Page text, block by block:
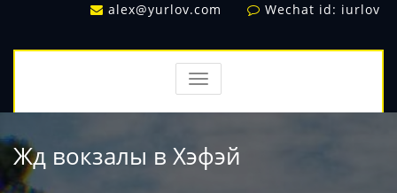
alex@yurlov.com Wechat id: iurlov
TOGGLE
NAVIGATION
Жд вокзалы в Хэфэй